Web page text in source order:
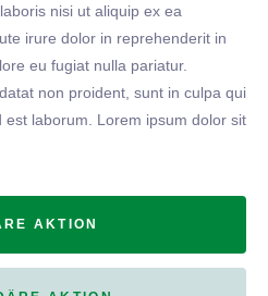
nisi ut aliquip ex ea
irure dolor in reprehenderit in
eu fugiat nulla pariatur.
non proident, sunt in culpa qui
laborum. Lorem ipsum dolor sit
AKTION